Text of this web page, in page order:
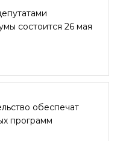
состоится 26 мая
обеспечат
программ